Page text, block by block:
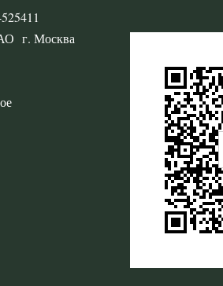
г. Москва